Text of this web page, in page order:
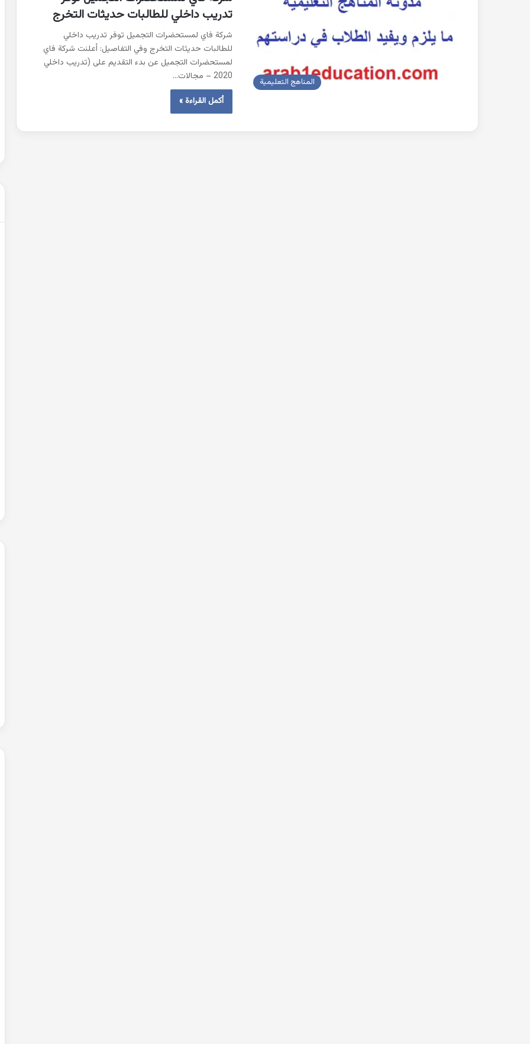
المناهج التعليمية
تدريب داخلي للطالبات حديثات التخرج
شركة فاي لمستحضرات التجميل توفر تدريب داخلي
للطالبات حديثات التخرج وفي التفاصيل: أعلنت شركة فاي
لمستحضرات التجميل عن بدء التقديم على (تدريب داخلي
2020 – مجالات…
أكمل القراءة »
جاهز
للطباعة
التغيرات
المناخية
بحث جاهز للطباعة عن التغيرات
المناخية pdf
حل
شهادة
التعليم
المتوسط
2007
الرياضيات الجزائر